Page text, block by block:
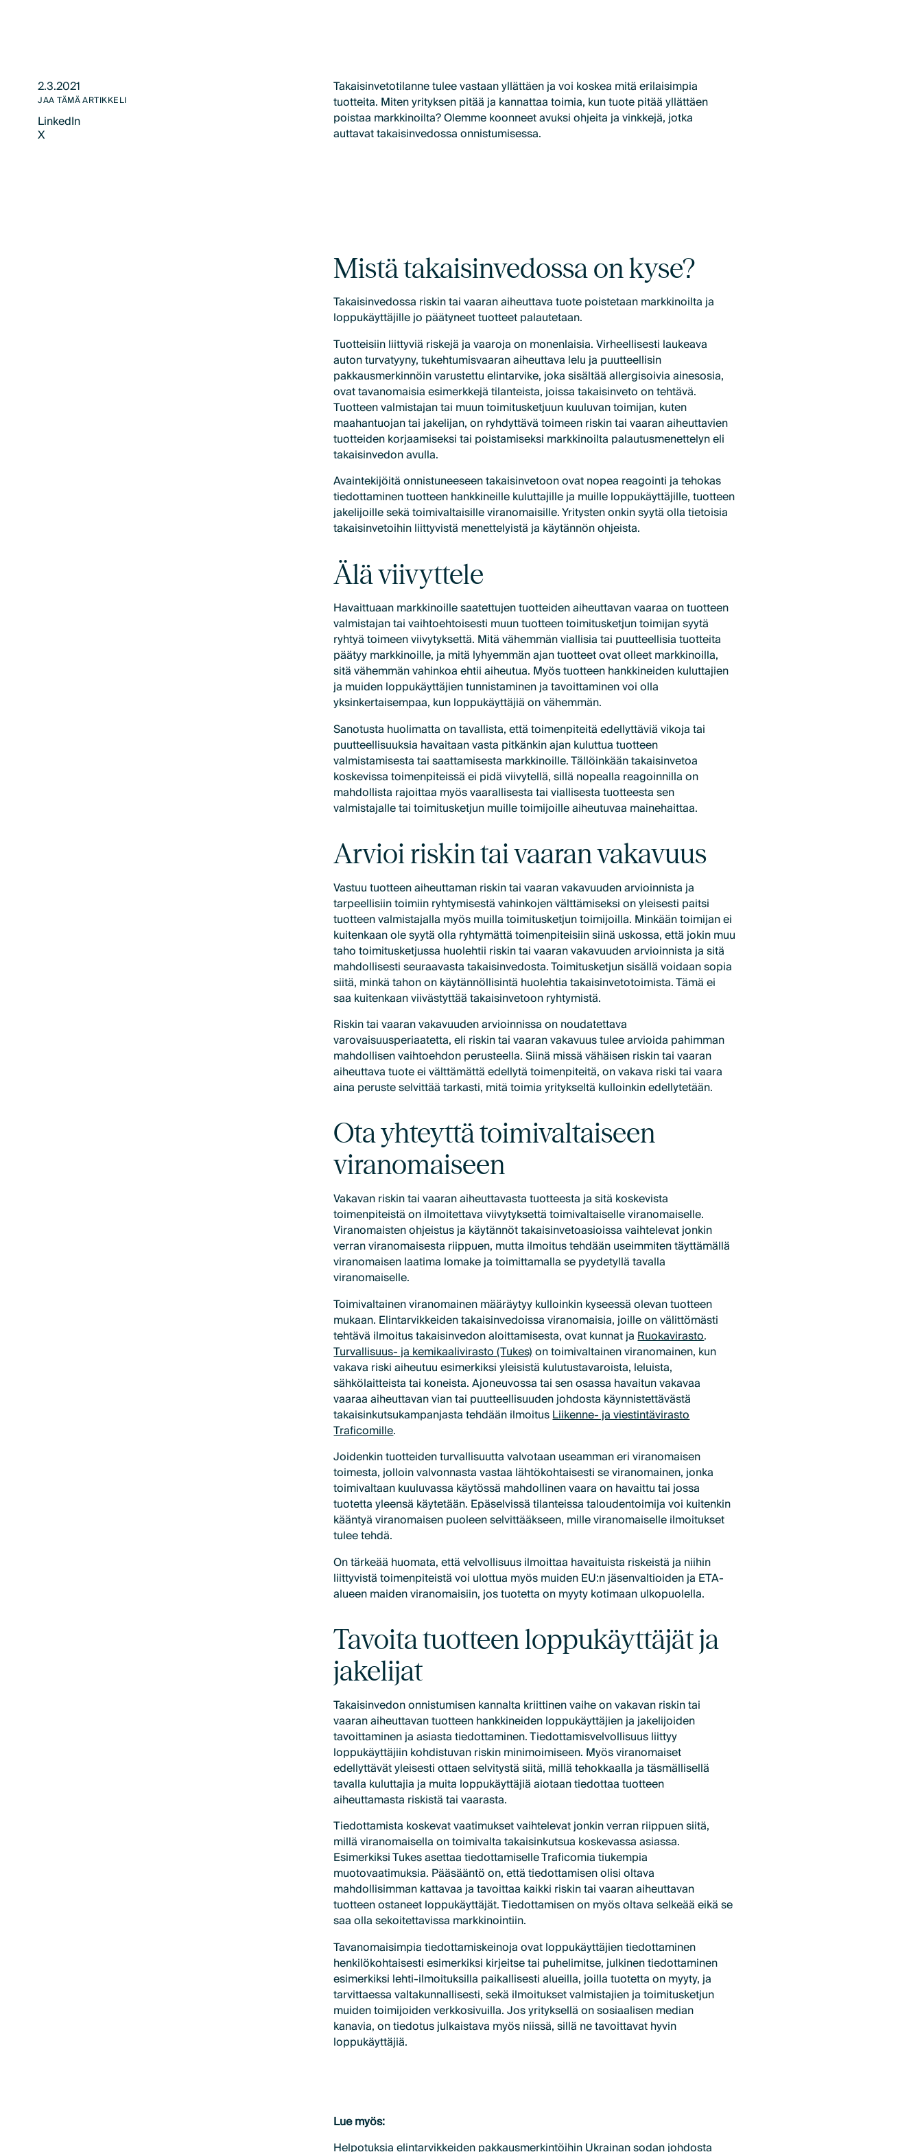
2.3.2021
JAA TÄMÄ ARTIKKELI
LinkedIn
LinkedIn
X
Takaisinvetotilanne tulee vastaan yllättäen ja voi koskea mitä erilaisimpia
tuotteita. Miten yrityksen pitää ja kannattaa toimia, kun tuote pitää yllättäen
poistaa markkinoilta? Olemme koonneet avuksi ohjeita ja vinkkejä, jotka
auttavat takaisinvedossa onnistumisessa.
Mistä takaisinvedossa on kyse?
Takaisinvedossa riskin tai vaaran aiheuttava tuote poistetaan markkinoilta ja
loppukäyttäjille jo päätyneet tuotteet palautetaan.
Tuotteisiin liittyviä riskejä ja vaaroja on monenlaisia. Virheellisesti laukeava
auton turvatyyny, tukehtumisvaaran aiheuttava lelu ja puutteellisin
pakkausmerkinnöin varustettu elintarvike, joka sisältää allergisoivia ainesosia,
ovat tavanomaisia esimerkkejä tilanteista, joissa takaisinveto on tehtävä.
Tuotteen valmistajan tai muun toimitusketjuun kuuluvan toimijan, kuten
maahantuojan tai jakelijan, on ryhdyttävä toimeen riskin tai vaaran aiheuttavien
tuotteiden korjaamiseksi tai poistamiseksi markkinoilta palautusmenettelyn eli
takaisinvedon avulla.
Avaintekijöitä onnistuneeseen takaisinvetoon ovat nopea reagointi ja tehokas
tiedottaminen tuotteen hankkineille kuluttajille ja muille loppukäyttäjille, tuotteen
jakelijoille sekä toimivaltaisille viranomaisille. Yritysten onkin syytä olla tietoisia
takaisinvetoihin liittyvistä menettelyistä ja käytännön ohjeista.
Älä viivyttele
Havaittuaan markkinoille saatettujen tuotteiden aiheuttavan vaaraa on tuotteen
valmistajan tai vaihtoehtoisesti muun tuotteen toimitusketjun toimijan syytä
ryhtyä toimeen viivytyksettä. Mitä vähemmän viallisia tai puutteellisia tuotteita
päätyy markkinoille, ja mitä lyhyemmän ajan tuotteet ovat olleet markkinoilla,
sitä vähemmän vahinkoa ehtii aiheutua. Myös tuotteen hankkineiden kuluttajien
ja muiden loppukäyttäjien tunnistaminen ja tavoittaminen voi olla
yksinkertaisempaa, kun loppukäyttäjiä on vähemmän.
Sanotusta huolimatta on tavallista, että toimenpiteitä edellyttäviä vikoja tai
puutteellisuuksia havaitaan vasta pitkänkin ajan kuluttua tuotteen
valmistamisesta tai saattamisesta markkinoille. Tällöinkään takaisinvetoa
koskevissa toimenpiteissä ei pidä viivytellä, sillä nopealla reagoinnilla on
mahdollista rajoittaa myös vaarallisesta tai viallisesta tuotteesta sen
valmistajalle tai toimitusketjun muille toimijoille aiheutuvaa mainehaittaa.
Arvioi riskin tai vaaran vakavuus
Vastuu tuotteen aiheuttaman riskin tai vaaran vakavuuden arvioinnista ja
tarpeellisiin toimiin ryhtymisestä vahinkojen välttämiseksi on yleisesti paitsi
tuotteen valmistajalla myös muilla toimitusketjun toimijoilla. Minkään toimijan ei
kuitenkaan ole syytä olla ryhtymättä toimenpiteisiin siinä uskossa, että jokin muu
taho toimitusketjussa huolehtii riskin tai vaaran vakavuuden arvioinnista ja sitä
mahdollisesti seuraavasta takaisinvedosta. Toimitusketjun sisällä voidaan sopia
siitä, minkä tahon on käytännöllisintä huolehtia takaisinvetotoimista. Tämä ei
saa kuitenkaan viivästyttää takaisinvetoon ryhtymistä.
Riskin tai vaaran vakavuuden arvioinnissa on noudatettava
varovaisuusperiaatetta, eli riskin tai vaaran vakavuus tulee arvioida pahimman
mahdollisen vaihtoehdon perusteella. Siinä missä vähäisen riskin tai vaaran
aiheuttava tuote ei välttämättä edellytä toimenpiteitä, on vakava riski tai vaara
aina peruste selvittää tarkasti, mitä toimia yritykseltä kulloinkin edellytetään.
Ota yhteyttä toimivaltaiseen
viranomaiseen
Vakavan riskin tai vaaran aiheuttavasta tuotteesta ja sitä koskevista
toimenpiteistä on ilmoitettava viivytyksettä toimivaltaiselle viranomaiselle.
Viranomaisten ohjeistus ja käytännöt takaisinvetoasioissa vaihtelevat jonkin
verran viranomaisesta riippuen, mutta ilmoitus tehdään useimmiten täyttämällä
viranomaisen laatima lomake ja toimittamalla se pyydetyllä tavalla
viranomaiselle.
Toimivaltainen viranomainen määräytyy kulloinkin kyseessä olevan tuotteen
mukaan. Elintarvikkeiden takaisinvedoissa viranomaisia, joille on välittömästi
tehtävä ilmoitus takaisinvedon aloittamisesta, ovat kunnat jaRuokavirasto.
Turvallisuus- ja kemikaalivirasto (Tukes)on toimivaltainen viranomainen, kun
vakava riski aiheutuu esimerkiksi yleisistä kulutustavaroista, leluista,
sähkölaitteista tai koneista. Ajoneuvossa tai sen osassa havaitun vakavaa
vaaraa aiheuttavan vian tai puutteellisuuden johdosta käynnistettävästä
takaisinkutsukampanjasta tehdään ilmoitusLiikenne- ja viestintävirasto
Traficomille.
Joidenkin tuotteiden turvallisuutta valvotaan useamman eri viranomaisen
toimesta, jolloin valvonnasta vastaa lähtökohtaisesti se viranomainen, jonka
toimivaltaan kuuluvassa käytössä mahdollinen vaara on havaittu tai jossa
tuotetta yleensä käytetään. Epäselvissä tilanteissa taloudentoimija voi kuitenkin
kääntyä viranomaisen puoleen selvittääkseen, mille viranomaiselle ilmoitukset
tulee tehdä.
On tärkeää huomata, että velvollisuus ilmoittaa havaituista riskeistä ja niihin
liittyvistä toimenpiteistä voi ulottua myös muiden EU:n jäsenvaltioiden ja ETA-
alueen maiden viranomaisiin, jos tuotetta on myyty kotimaan ulkopuolella.
Tavoita tuotteen loppukäyttäjät ja
jakelijat
Takaisinvedon onnistumisen kannalta kriittinen vaihe on vakavan riskin tai
vaaran aiheuttavan tuotteen hankkineiden loppukäyttäjien ja jakelijoiden
tavoittaminen ja asiasta tiedottaminen. Tiedottamisvelvollisuus liittyy
loppukäyttäjiin kohdistuvan riskin minimoimiseen. Myös viranomaiset
edellyttävät yleisesti ottaen selvitystä siitä, millä tehokkaalla ja täsmällisellä
tavalla kuluttajia ja muita loppukäyttäjiä aiotaan tiedottaa tuotteen
aiheuttamasta riskistä tai vaarasta.
Tiedottamista koskevat vaatimukset vaihtelevat jonkin verran riippuen siitä,
millä viranomaisella on toimivalta takaisinkutsua koskevassa asiassa.
Esimerkiksi Tukes asettaa tiedottamiselle Traficomia tiukempia
muotovaatimuksia. Pääsääntö on, että tiedottamisen olisi oltava
mahdollisimman kattavaa ja tavoittaa kaikki riskin tai vaaran aiheuttavan
tuotteen ostaneet loppukäyttäjät. Tiedottamisen on myös oltava selkeää eikä se
saa olla sekoitettavissa markkinointiin.
Tavanomaisimpia tiedottamiskeinoja ovat loppukäyttäjien tiedottaminen
henkilökohtaisesti esimerkiksi kirjeitse tai puhelimitse, julkinen tiedottaminen
esimerkiksi lehti-ilmoituksilla paikallisesti alueilla, joilla tuotetta on myyty, ja
tarvittaessa valtakunnallisesti, sekä ilmoitukset valmistajien ja toimitusketjun
muiden toimijoiden verkkosivuilla. Jos yrityksellä on sosiaalisen median
kanavia, on tiedotus julkaistava myös niissä, sillä ne tavoittavat hyvin
loppukäyttäjiä.
Lue myös:
Helpotuksia elintarvikkeiden pakkausmerkintöihin Ukrainan sodan johdosta